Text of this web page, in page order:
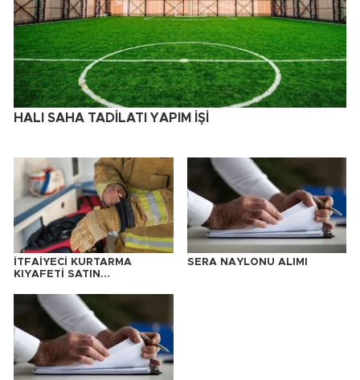
HALI SAHA TADİLATI YAPIM İŞİ
İTFAİYECİ KURTARMA
KIYAFETİ SATIN
SERA NAYLONU ALIMI